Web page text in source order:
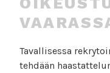
Tavallisessa
tehdään